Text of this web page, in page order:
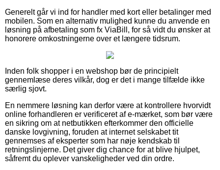
Generelt går vi ind for handler med kort eller betalinger med
mobilen. Som en alternativ mulighed kunne du anvende en
løsning på afbetaling som fx ViaBill, for så vidt du ønsker at
honorere omkostningerne over et længere tidsrum.
Inden folk shopper i en webshop bør de principielt
gennemlæse deres vilkår, dog er det i mange tilfælde ikke
særlig sjovt.
En nemmere løsning kan derfor være at kontrollere hvorvidt
online forhandleren er verificeret af e-mærket, som bør være
en sikring om at netbutikken efterkommer den officielle
danske lovgivning, foruden at internet selskabet tit
gennemses af eksperter som har nøje kendskab til
retningslinjerne. Det giver dig chance for at blive hjulpet,
såfremt du oplever vanskeligheder ved din ordre.